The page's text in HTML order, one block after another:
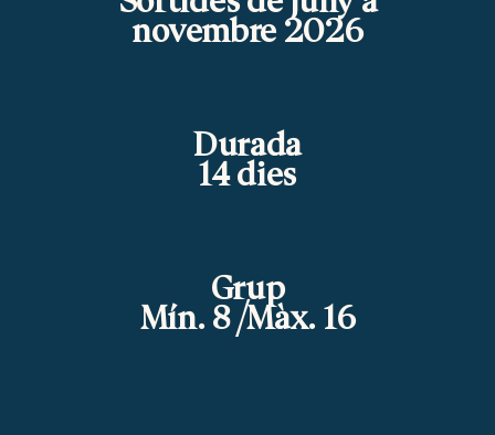
novembre 2026
Durada
14 dies
Grup
Mín. 8 /Màx. 16